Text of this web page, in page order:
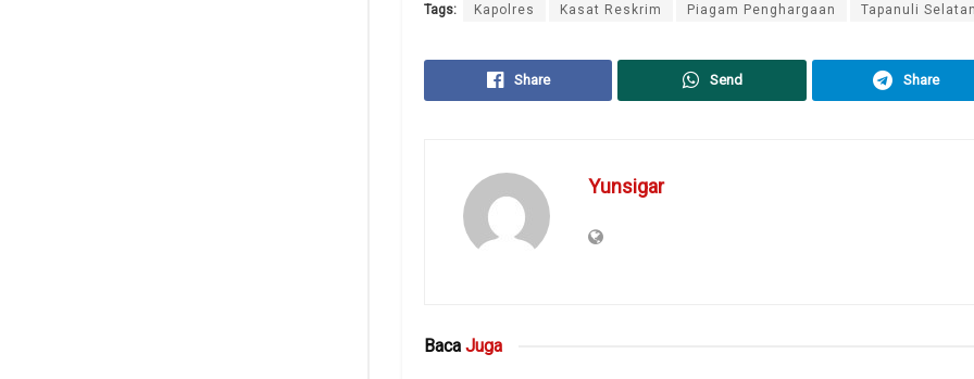
Tags: Kapolres Kasat Reskrim Piagam Penghargaan Tapanuli
Share Send Share
Yunsigar
Baca Juga